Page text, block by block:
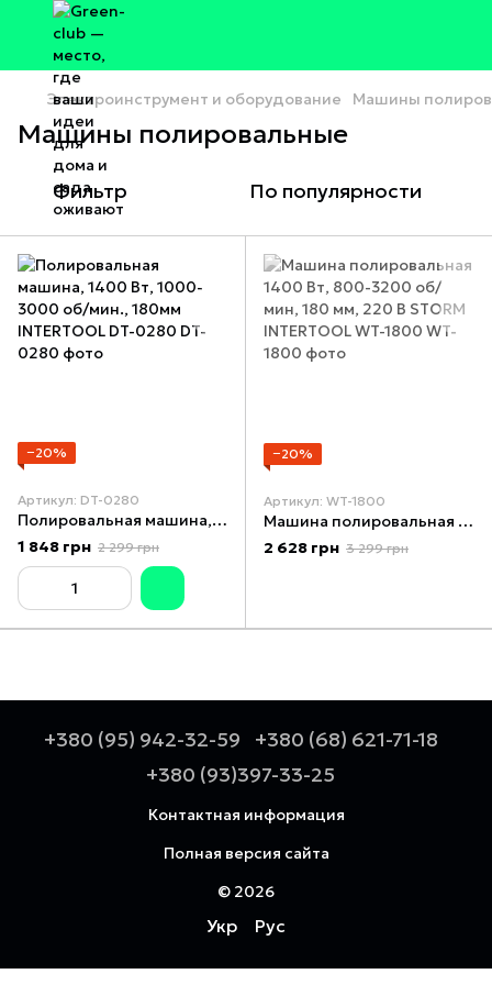
Электроинструмент и оборудование Машины
Машины полировальные
Фильтр По популярности
−20%
Артикул: DT-0280
Полировальная машина, 1400 Вт, 1000-3000 об/мин., 180мм INTERTOOL DT-0280
1 848 грн 2 299 грн
−20%
Артикул: WT-1800
Машина полировальная 1400 Вт, 800-3200 об/мин, 180 мм, 220 В STORM INTERTOOL WT-1800
2 628 грн 3 299 грн
+380 (95) 942-32-59
+380 (68) 621-71-18
+380 (93)397-33-25
Контактная информация
Полная версия сайта
© 2026
Укр Рус